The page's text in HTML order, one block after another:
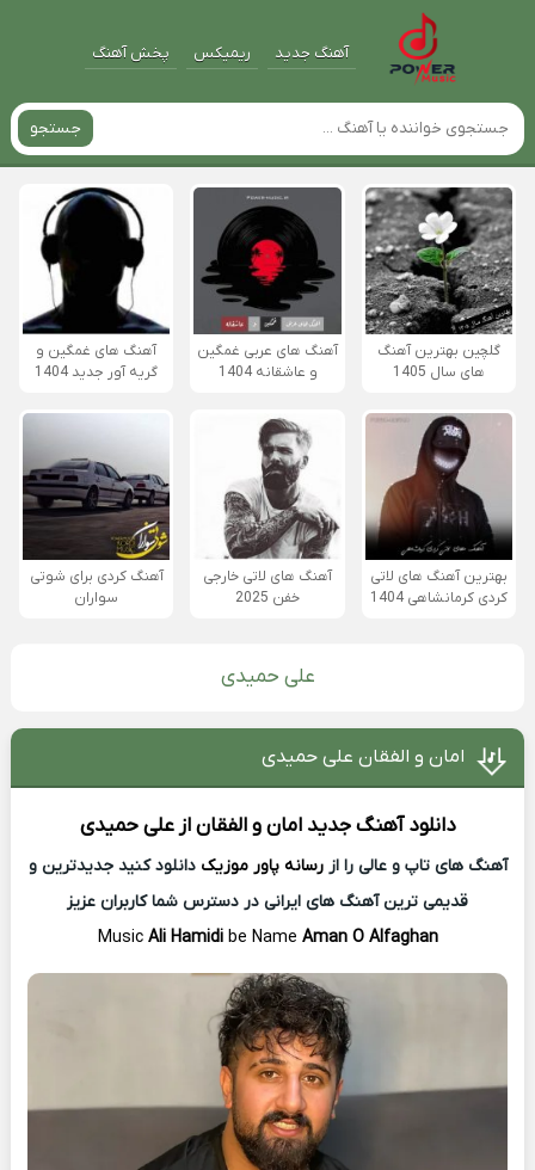
آهنگ جدید ریمیکس پخش آهنگ
جستجو
گلچین بهترین آهنگ
های سال 1405
آهنگ های عربی غمگین
و عاشقانه 1404
آهنگ های غمگین و
گریه آور جدید 1404
بهترین آهنگ های لاتی
کردی کرمانشاهی 1404
آهنگ های لاتی خارجی
خفن 2025
آهنگ کردی برای شوتی
سواران
علی حمیدی
امان و الفقان علی حمیدی
دانلود آهنگ جدید امان و الفقان ازعلی حمیدی
آهنگ های تاپ و عالی را ازرسانه پاور موزیک دانلود کنید جدیدترین و
قدیمی ترین آهنگ های ایرانی در دسترس شما کاربران عزیز
MusicAli Hamidi be Name Aman O Alfaghan